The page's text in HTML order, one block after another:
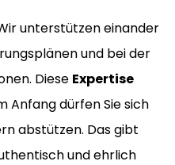
unterstützen einander
und bei der
Diese Expertise
Anfang dürfen Sie sich
abstützen. Das gibt
und ehrlich